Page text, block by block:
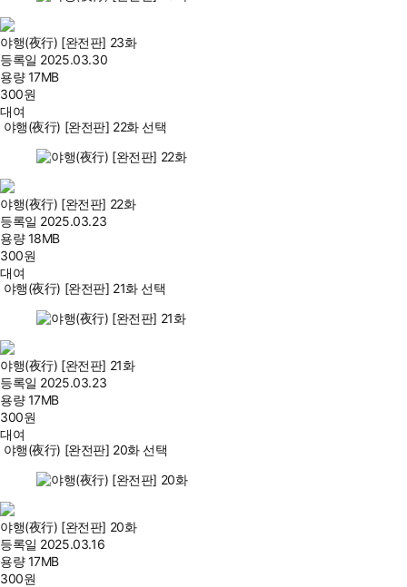
야행(夜行) [완전판] 23화
등록일 2025.03.30
용량17MB
300원
대여
야행(夜行) [완전판] 22화 선택
야행(夜行) [완전판] 22화
등록일 2025.03.23
용량18MB
300원
대여
야행(夜行) [완전판] 21화 선택
야행(夜行) [완전판] 21화
등록일 2025.03.23
용량17MB
300원
대여
야행(夜行) [완전판] 20화 선택
야행(夜行) [완전판] 20화
등록일 2025.03.16
용량17MB
300원